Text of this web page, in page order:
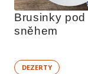
Brusinky pod
sněhem
DEZERTY